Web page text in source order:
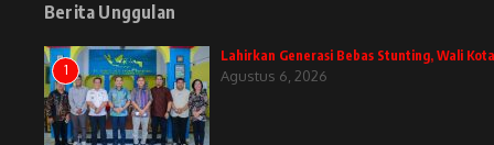
Berita Unggulan
1
Lahirkan Generasi Bebas Stunting, Wali
Agustus 6, 2026